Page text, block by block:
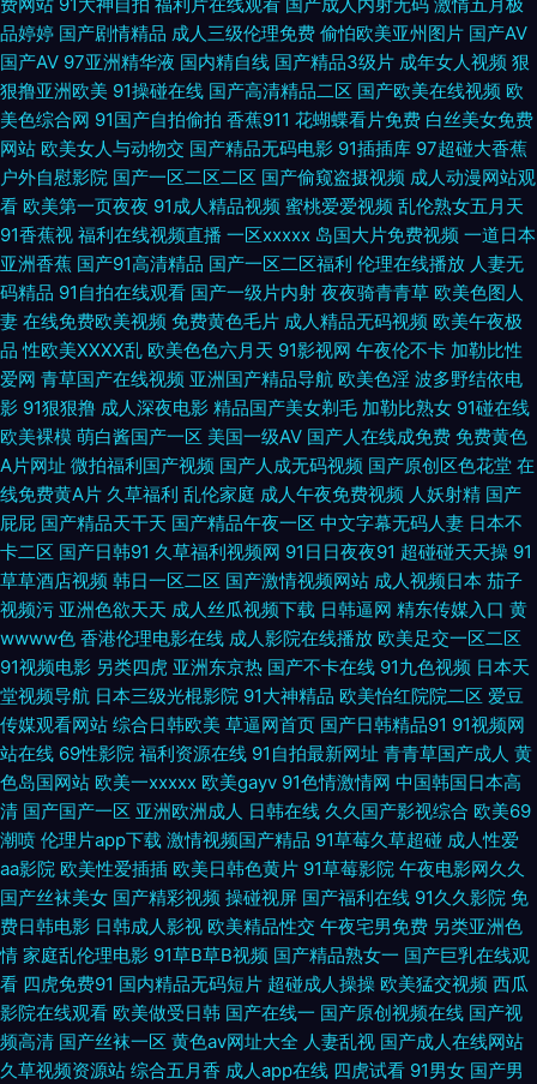
情天堂 美女主播自慰 91国精产 久久日韩伦理在线观看 午夜福利视频水果 吉
吉成人资源网 午夜福利我不卡视频 97超碰人人艹 91亚瑟 国产成人精品一 三
级视频网址 后入黑丝少妇 伊人网伊人影院日韩高清 一区二区三区黄色大片
老司机操逼视频 91黄用脚踩裆部视频 久久午夜麻豆免费剧场 视频在线播放
国产性爱一区 91re青草婷婷久久 尤物视频十区 大香蕉6线 欧美性爱视频一区
二区三区 av导航免费 精品国产A√ 日本人妖网站 国产精品私密保健会所 美
女黄页免费视频网站 99福利姬 久久香蕉现现精品 日韩三区资源在线 五月激
情乱伦网 久草爱视频 蜜乳网页版 91巨乳黑丝美女 国产日韩人人 国产精品色
免费 东京热AV情趣 91福利姬福利 www久久黄色片 丝袜足交资源 91官方免
费版 久久黄黄 青青草福利网 国产精品网 国模无码视频 俺去拉的最新官网 极
品美女被爆操 午夜精点 aV中亚 五月天中文娱乐 91探花黄色视频 欧美欧美欧
美 91福利微拍 久久国产 欧美性爱综合一区二区 久久超碰人人 美女人人肏 国
产精品视频69 在线免费观看岛国视频 国家密码2 性视频综合网 久久伊人热
蜜桃91性视频 欧色图综合 爱豆网站免费观看官网 在线影院午夜 69本日 国模
无码视频 色情免费 超碰97免费在线 老湿机精品福利视频 男人的天堂网页 黄
色综合网 影音资源网站av 豆花91网最新视频 午夜福利久久 91秘密入口免费
久草免AV 色福利视频导航呢 91综合在线观看 欧美成人色网 btdad种子搜索
成人一区二区三区精品 91x视频大全 亚洲高清99综合 久久精品首页 青青草
品婷婷 国产剧情精品 成人三级伦理免费 偷怕欧美亚州图片 国产AV
国产AV 97亚洲精华液 国内精自线 国产精品3级片 成年女人视频 狠
狠撸亚洲欧美 91操碰在线 国产高清精品二区 国产欧美在线视频 欧
美色综合网 91国产自拍偷拍 香蕉911 花蝴蝶看片免费 白丝美女免费
网站 欧美女人与动物交 国产精品无码电影 91插插库 97超碰大香蕉
户外自慰影院 国产一区二区二区 国产偷窥盗摄视频 成人动漫网站观
看 欧美第一页夜夜 91成人精品视频 蜜桃爱爱视频 乱伦熟女五月天
91香蕉视 福利在线视频直播 一区xxxxx 岛国大片免费视频 一道日本
亚洲香蕉 国产91高清精品 国产一区二区福利 伦理在线播放 人妻无
码精品 91自拍在线观看 国产一级片内射 夜夜骑青青草 欧美色图人
妻 在线免费欧美视频 免费黄色毛片 成人精品无码视频 欧美午夜极
品 性欧美ⅩⅩⅩⅩ乱 欧美色色六月天 91影视网 午夜伦不卡 加勒比性
爱网 青草国产在线视频 亚洲国产精品导航 欧美色淫 波多野结依电
影 91狠狠撸 成人深夜电影 精品国产美女剃毛 加勒比熟女 91碰在线
欧美裸模 萌白酱国产一区 美国一级AV 国产人在线成免费 免费黄色
A片网址 微拍福利国产视频 国产人成无码视频 国产原创区色花堂 在
线免费黄A片 久草福利 乱伦家庭 成人午夜免费视频 人妖射精 国产
屁屁 国产精品天干天 国产精品午夜一区 中文字幕无码人妻 日本不
卡二区 国产日韩91 久草福利视频网 91日日夜夜91 超碰碰天天操 91
草草酒店视频 韩日一区二区 国产激情视频网站 成人视频日本 茄子
视频污 亚洲色欲天天 成人丝瓜视频下载 日韩逼网 精东传媒入口 黄
wwww色 香港伦理电影在线 成人影院在线播放 欧美足交一区二区
91视频电影 另类四虎 亚洲东京热 国产不卡在线 91九色视频 日本天
堂视频导航 日本三级光棍影院 91大神精品 欧美怡红院院二区 爱豆
传媒观看网站 综合日韩欧美 草逼网首页 国产日韩精品91 91视频网
站在线 69性影院 福利资源在线 91自拍最新网址 青青草国产成人 黄
色岛国网站 欧美一xxxxx 欧美gayv 91色情激情网 中国韩国日本高
清 国产国产一区 亚洲欧洲成人 日韩在线 久久国产影视综合 欧美69
潮喷 伦理片app下载 激情视频国产精品 91草莓久草超碰 成人性爱
aa影院 欧美性爱插插 欧美日韩色黄片 91草莓影院 午夜电影网久久
国产丝袜美女 国产精彩视频 操碰视屏 国产福利在线 91久久影院 免
费日韩电影 日韩成人影视 欧美精品性交 午夜宅男免费 另类亚洲色
情 家庭乱伦理电影 91草B草B视频 国产精品熟女一 国产巨乳在线观
看 四虎免费91 国内精品无码短片 超碰成人操操 欧美猛交视频 西瓜
影院在线观看 欧美做受日韩 国产在线一 国产原创视频在线 国产视
频高清 国产丝袜一区 黄色av网址大全 人妻乱视 国产成人在线网站
久草视频资源站 综合五月香 成人app在线 四虎试看 91男女 国产男